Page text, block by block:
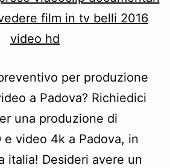
per produzione
a Padova? Richiedici
una produzione di
e video 4k a Padova, in
italia! Desideri avere un